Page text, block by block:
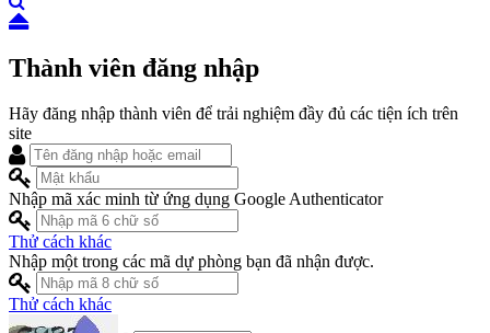
Thành viên đăng nhập
Hãy đăng nhập thành viên để trải nghiệm đầy đủ các tiện ích trên
site
Nhập mã xác minh từ ứng dụng Google Authenticator
Thử cách khác
Nhập một trong các mã dự phòng bạn đã nhận được.
Thử cách khác